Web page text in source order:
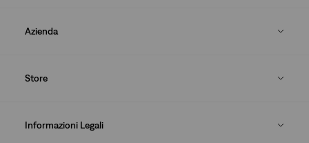
Azienda
Store
Informazioni Legali